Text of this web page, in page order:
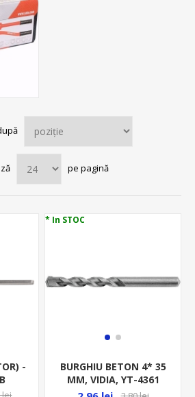
pe pagină
-
* In STOC
BURGHIU BETON 4* 35
MM, VIDIA, YT-4361